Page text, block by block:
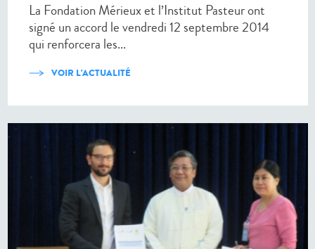
La Fondation Mérieux et l’Institut Pasteur ont
signé un accord le vendredi 12 septembre 2014
qui renforcera les...
VOIR L'ACTUALITÉ